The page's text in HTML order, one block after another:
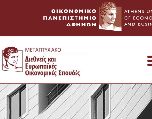
Πρόγραμμα Σπουδών